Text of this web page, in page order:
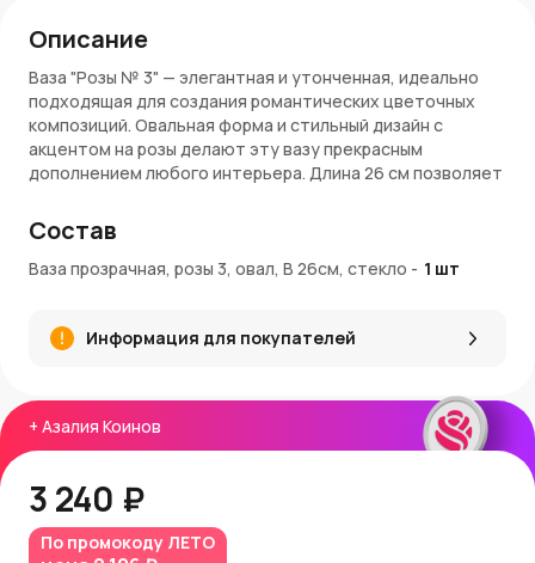
+ Азалия Коинов
3 240 ₽
По промокоду ЛЕТО
Описание
Ваза "Розы № 3" — элегантная и утонченная, идеально
подходящая для создания романтических цветочных
композиций. Овальная форма и стильный дизайн с
акцентом на розы делают эту вазу прекрасным
дополнением любого интерьера. Длина 26 см позволяет
одиночные цветы, подчеркивая их красоту и изящество.
Преимущества:
символизирующих красоту и любовь
Овальная форма и длина 26 см, подходящая для
Универсальный стиль, который гармонично впишется
в любой интерьер
Прочное исполнение, обеспечивающее
Покупка и доставка:
Купить вазу "Розы № 3"
Состав
Ваза прозрачная, розы 3, овал, В 26см, стекло - 1 шт
Информация для покупателей